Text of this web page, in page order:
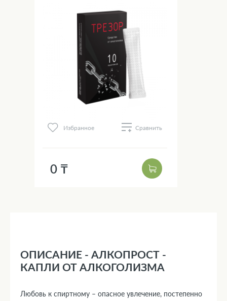
Избранное Сравнить
0 ₸
ОПИСАНИЕ - АЛКОПРОСТ -
КАПЛИ ОТ АЛКОГОЛИЗМА
Любовь к спиртному – опасное увлечение, постепенно